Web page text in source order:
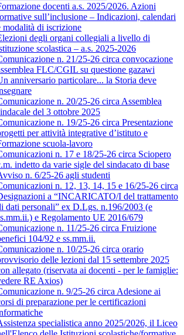
docenti a.s. 2025/2026. Azioni
sull’inclusione – Indicazioni, calendari
modalità di iscrizione
degli organi collegiali a livello di
scolastica – a.s. 2025-2026
n. 21/25-26 circa convocazione
FLC/CGIL su questione gazawi
anniversario particolare... la Storia deve
n. 20/25-26 circa Assemblea
del 3 ottobre 2025
n. 19/25-26 circa Presentazione
per attività integrative d’istituto e
scuola-lavoro
n. 17 e 18/25-26 circa Sciopero
indetto da varie sigle del sindacato di base
n. 6/25-26 agli studenti
n. 12, 13, 14, 15 e 16/25-26 circa
a “INCARICATO/I del trattamento
dati personali” ex D.Lgs. n.196/2003 (e
e Regolamento UE 2016/679
n. 11/25-26 circa Fruizione
104/92 e ss.mm.ii.
n. 10/25-26 circa orario
delle lezioni dal 15 settembre 2025
allegato (riservata ai docenti - per le famiglie:
RE Axios)
n. 9/25-26 circa Adesione ai
di preparazione per le certificazioni
specialistica anno 2025/2026, il Liceo